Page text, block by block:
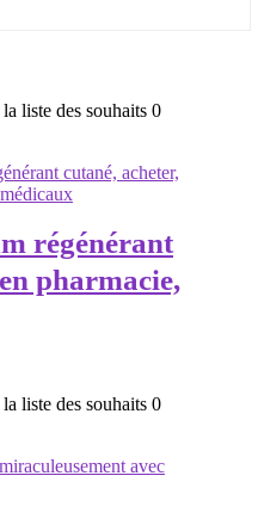
liste des souhaits 0
régénérant
pharmacie,
liste des souhaits 0